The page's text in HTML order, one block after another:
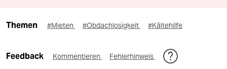
Themen #Mieten #Obdachlosigkeit #Kältehilfe
Feedback Kommentieren Fehlerhinweis